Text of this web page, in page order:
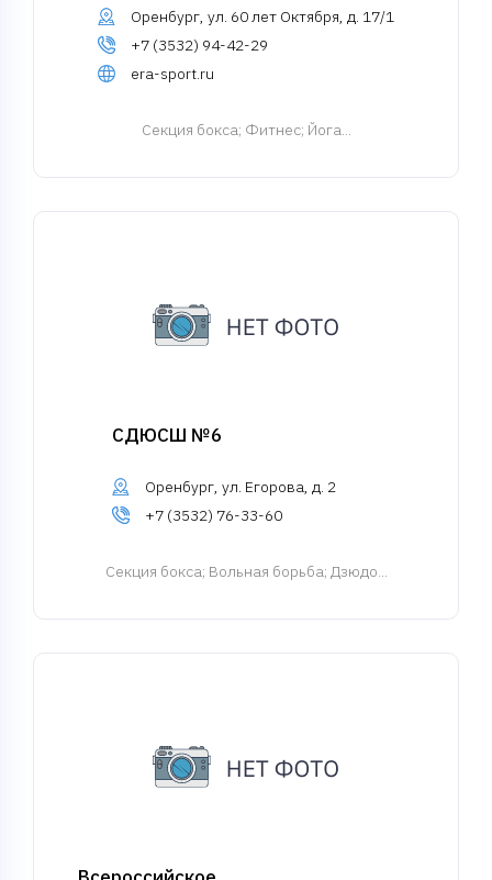
Оренбург, ул. 60 лет Октября, д. 17/1
+7 (3532) 94-42-29
era-sport.ru
Cекция бокса; Фитнес; Йога...
СДЮСШ №6
Оренбург, ул. Егорова, д. 2
+7 (3532) 76-33-60
Cекция бокса; Вольная борьба; Дзюдо...